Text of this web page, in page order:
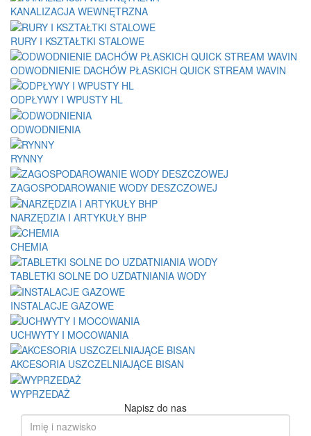
KANALIZACJA WEWNĘTRZNA
RURY I KSZTAŁTKI STALOWE
ODWODNIENIE DACHÓW PŁASKICH QUICK STREAM WAVIN
ODPŁYWY I WPUSTY HL
ODWODNIENIA
RYNNY
ZAGOSPODAROWANIE WODY DESZCZOWEJ
NARZĘDZIA I ARTYKUŁY BHP
CHEMIA
TABLETKI SOLNE DO UZDATNIANIA WODY
INSTALACJE GAZOWE
UCHWYTY I MOCOWANIA
AKCESORIA USZCZELNIAJĄCE BISAN
WYPRZEDAŻ
Napisz do nas